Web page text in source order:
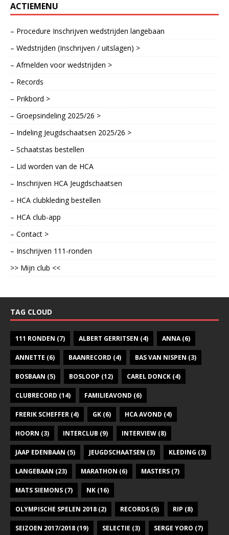
ACTIEMENU
– Procedure Inschrijven wedstrijden langebaan
– Wedstrijden (Inschrijven / uitslagen) >
– Afmelden voor wedstrijden >
– Records
– Prikbord >
– Groepsindeling 2025/26 >
– Indeling Jeugdschaatsen 2025/26 >
– Schaatstas bestellen
– Lid worden van de HCA
– Inschrijven HCA Jeugdschaatsen
– HCA clubkleding bestellen
– HCA club-app
– Contact >
– Inschrijven 111-ronden
>> Mijn club <<
TAG CLOUD
111 RONDEN (7) ALBERT GERRITSEN (4) ANNA(6)
ANNETTE (6) BAANRECORD (4) BAS VAN NISPEN (3)
BOSBAAN (5) BOSLOOP (12) CAREL DONCK (4)
CLUBRECORD (14) FAMILIEAVOND (6)
FRERIK SCHEFFER (4) GK (6) HCA AVOND (4)
HOORN (3) INTERCLUB (9) INTERVIEW (8)
JAAP EDENBAAN (5) JEUGDSCHAATSEN (3) KLEDING (3)
LANGEBAAN (23) MARATHON (6) MASTERS (7)
MATS SIEMONS (7) NK (16)
OLYMPISCHE SPELEN 2018 (2) RECORDS (5) RIP (8)
SEIZOEN 2017/2018 (19) SELECTIE (3) SERGE YORO (7)